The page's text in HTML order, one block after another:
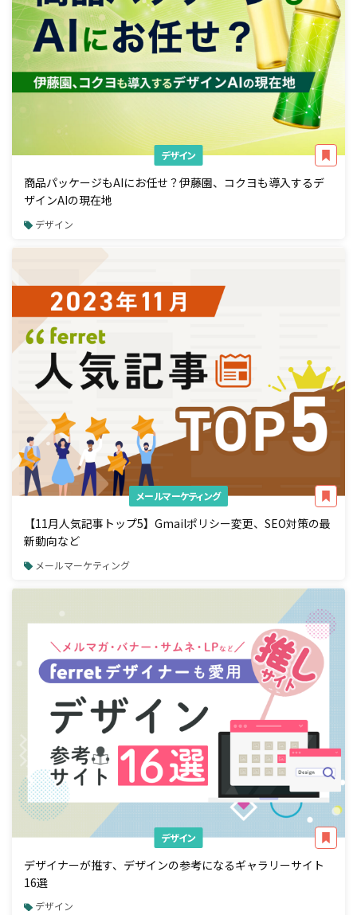
デザイン
商品パッケージもAIにお任せ？伊藤園、コクヨも導入するデ
ザインAIの現在地
デザイン
メールマーケティング
【11月人気記事トップ5】Gmailポリシー変更、SEO対策の最
新動向など
メールマーケティング
デザイン
デザイナーが推す、デザインの参考になるギャラリーサイト
16選
デザイン